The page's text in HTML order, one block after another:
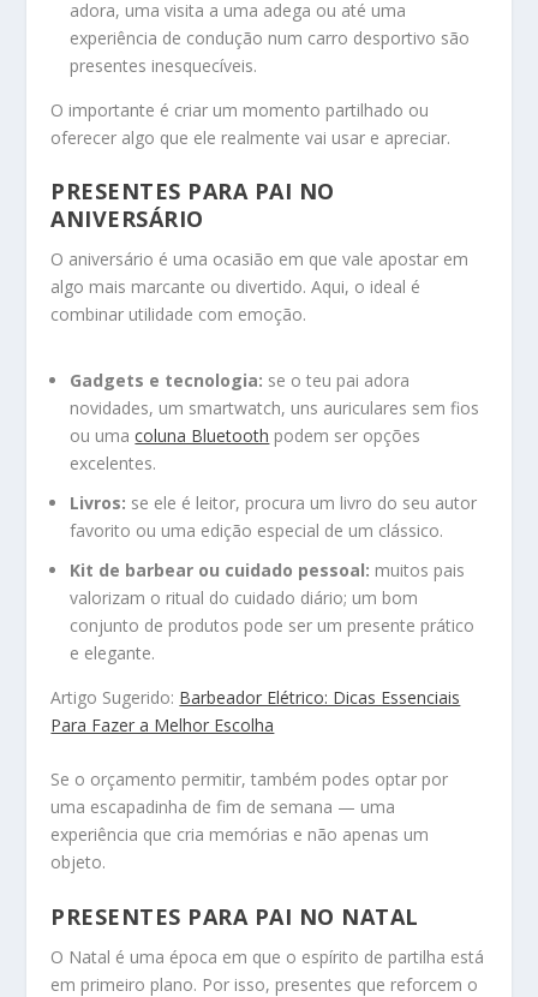
adora, uma visita a uma adega ou até uma
experiência de condução num carro desportivo são
presentes inesquecíveis.
O importante é criar um momento partilhado ou
oferecer algo que ele realmente vai usar e apreciar.
PRESENTES PARA PAI NO
ANIVERSÁRIO
O aniversário é uma ocasião em que vale apostar em
algo mais marcante ou divertido. Aqui, o ideal é
combinar utilidade com emoção.
Gadgets e tecnologia: se o teu pai adora
novidades, um smartwatch, uns auriculares sem fios
ou umacoluna Bluetooth podem ser opções
excelentes.
Livros: se ele é leitor, procura um livro do seu autor
favorito ou uma edição especial de um clássico.
Kit de barbear ou cuidado pessoal: muitos pais
valorizam o ritual do cuidado diário; um bom
conjunto de produtos pode ser um presente prático
e elegante.
Artigo Sugerido: Barbeador Elétrico: Dicas Essenciais
Para Fazer a Melhor Escolha
Se o orçamento permitir, também podes optar por
uma escapadinha de fim de semana — uma
experiência que cria memórias e não apenas um
objeto.
PRESENTES PARA PAI NO NATAL
O Natal é uma época em que o espírito de partilha está
em primeiro plano. Por isso, presentes que reforcem o